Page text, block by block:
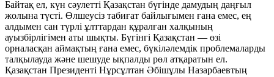
Байтақ ел, күн сәулетті Қазақстан бүгінде дамудың даңғыл
жолына түсті. Өлшеусіз табиғат байлығымен ғана емес, ең
алдымен сан түрлі ұлттардан құралған халқының
ауызбірлігімен аты шықты. Бүгінгі Қазақстан — өзі
орналасқан аймақтың ғана емес, бүкіләлемдік проблемаларды
талқылауда және шешуде ықпалды рөл атқаратын ел.
Қазақстан Президенті Нұрсұлтан Әбішұлы Назарбаевтың